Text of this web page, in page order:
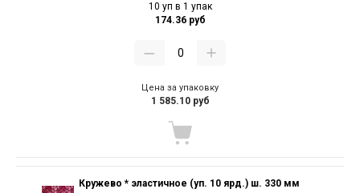
10 уп в 1 упак
174.36 руб
Цена за упаковку
1 585.10 руб
Кружево * эластичное (уп. 10 ярд.) ш. 330 мм